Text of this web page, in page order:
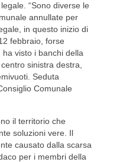
“Sono diverse le
annullate per
in questo inizio di
febbraio, forse
visto i banchi della
sinistra destra,
Seduta
Comunale
il territorio che
soluzioni vere. Il
causato dalla scarsa
per i membri della